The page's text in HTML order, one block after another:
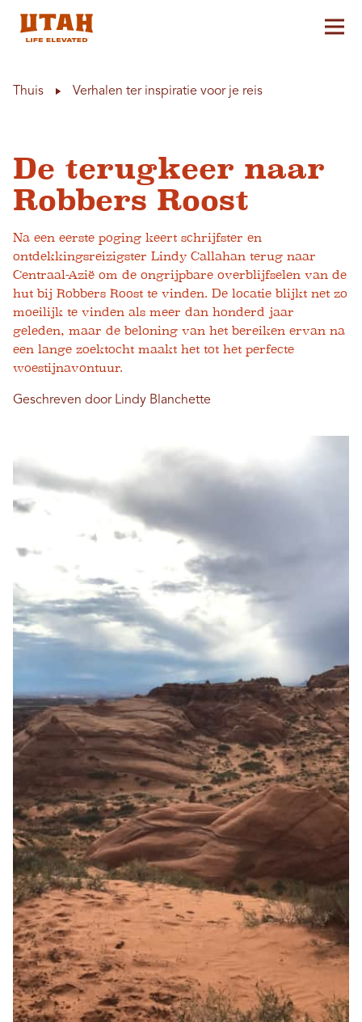
Thuis Verhalen ter inspiratie voor je reis
De terugkeer naar
Robbers Roost
Na een eerste poging keert schrijfster en
ontdekkingsreizigster Lindy Callahan terug naar
Centraal-Azië om de ongrijpbare overblijfselen van de
hut bij Robbers Roost te vinden. De locatie blijkt net zo
moeilijk te vinden als meer dan honderd jaar
geleden, maar de beloning van het bereiken ervan na
een lange zoektocht maakt het tot het perfecte
woestijnavontuur.
Geschreven door Lindy Blanchette